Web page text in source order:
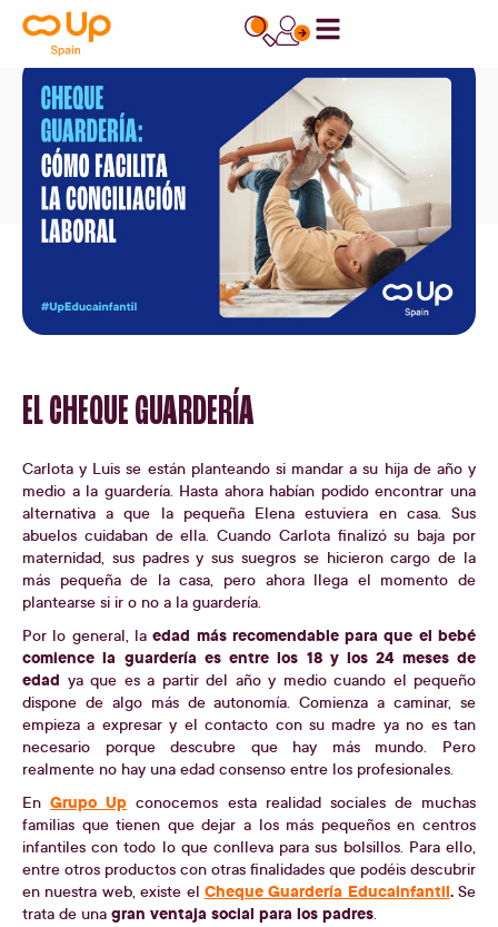
contenido
EL CHEQUE GUARDERÍA
Carlota y Luis se están planteando si mandar a su hija de año y
medio a la guardería. Hasta ahora habían podido encontrar una
alternativa a que la pequeña Elena estuviera en casa. Sus
abuelos cuidaban de ella. Cuando Carlota finalizó su baja por
maternidad, sus padres y sus suegros se hicieron cargo de la
más pequeña de la casa, pero ahora llega el momento de
plantearse si ir o no a la guardería.
Por lo general, laedad más recomendable para que el bebé
comience la guardería es entre los 18 y los 24 meses de
edad ya que es a partir del año y medio cuando el pequeño
dispone de algo más de autonomía. Comienza a caminar, se
empieza a expresar y el contacto con su madre ya no es tan
necesario porque descubre que hay más mundo. Pero
realmente no hay una edad consenso entre los profesionales.
EnGrupo Up conocemos esta realidad sociales de muchas
familias que tienen que dejar a los más pequeños en centros
infantiles con todo lo que conlleva para sus bolsillos. Para ello,
entre otros productos con otras finalidades que podéis descubrir
en nuestra web, existe el Cheque Guardería Educainfantil.Se
trata de una gran ventaja social para los padres.